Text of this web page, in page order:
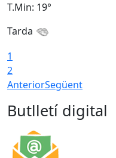
T.Min: 19°
Tarda
1
2
AnteriorSegüent
Butlletí digital